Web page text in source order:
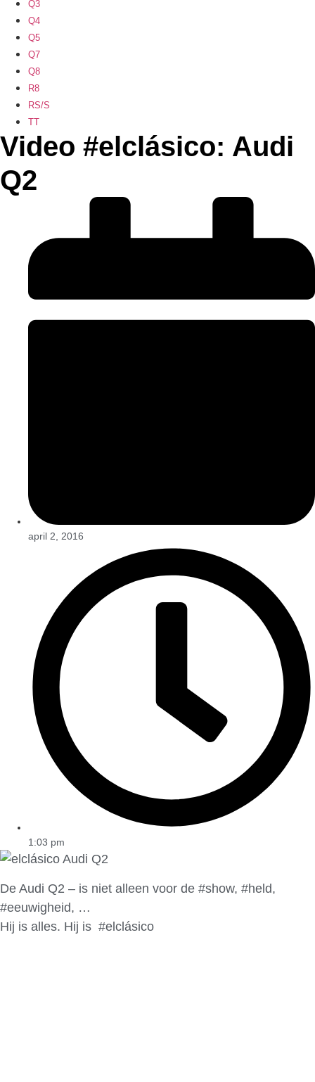
Q3
Q4
Q5
Q7
Q8
R8
RS/S
TT
Video #elclásico: Audi
Q2
april 2, 2016
1:03 pm
De Audi Q2 – is niet alleen voor de #show, #held,
#eeuwigheid, …
Hij is alles. Hij is #elclásico